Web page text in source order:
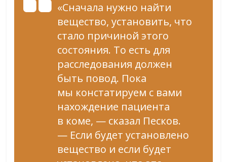
«Сначала нужно найти
вещество, установить, что
стало причиной этого
состояния. То есть для
расследования должен
быть повод. Пока
мы констатируем с вами
нахождение пациента
в коме, — сказал Песков.
— Если будет установлено
вещество и если будет